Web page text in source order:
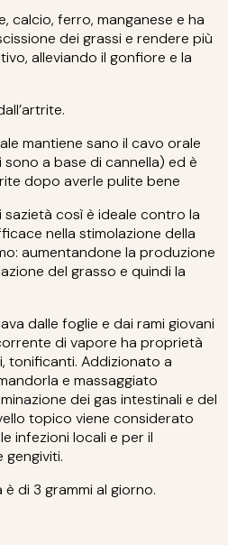
calcio, ferro, manganese e ha
dei grassi e rendere più
alleviando il gonfiore e la
mantiene sano il cavo orale
a base di cannella) ed è
dopo averle pulite bene
sazietà così è ideale contro la
nella stimolazione della
aumentandone la produzione
del grasso e quindi la
dalle foglie e dai rami giovani
di vapore ha proprietà
tonificanti. Addizionato a
e massaggiato
dei gas intestinali e del
topico viene considerato
infezioni locali e per il
di 3 grammi al giorno.